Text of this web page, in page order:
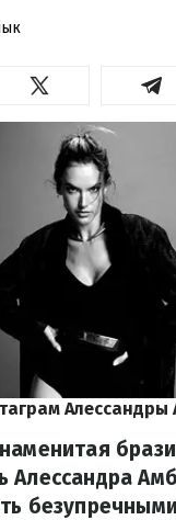
Алессандры
Алессандра